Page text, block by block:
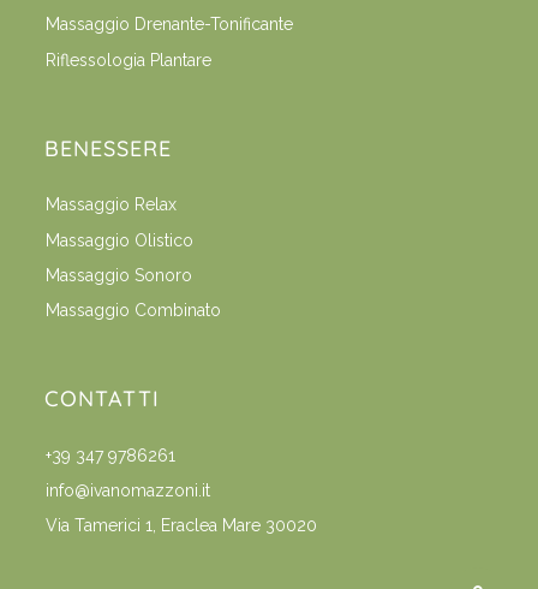
Massaggio Drenante-Tonificante
Riflessologia Plantare
BENESSERE
Massaggio Relax
Massaggio Olistico
Massaggio Sonoro
Massaggio Combinato
CONTATTI
+39 347 9786261
info@ivanomazzoni.it
Via Tamerici 1, Eraclea Mare 30020